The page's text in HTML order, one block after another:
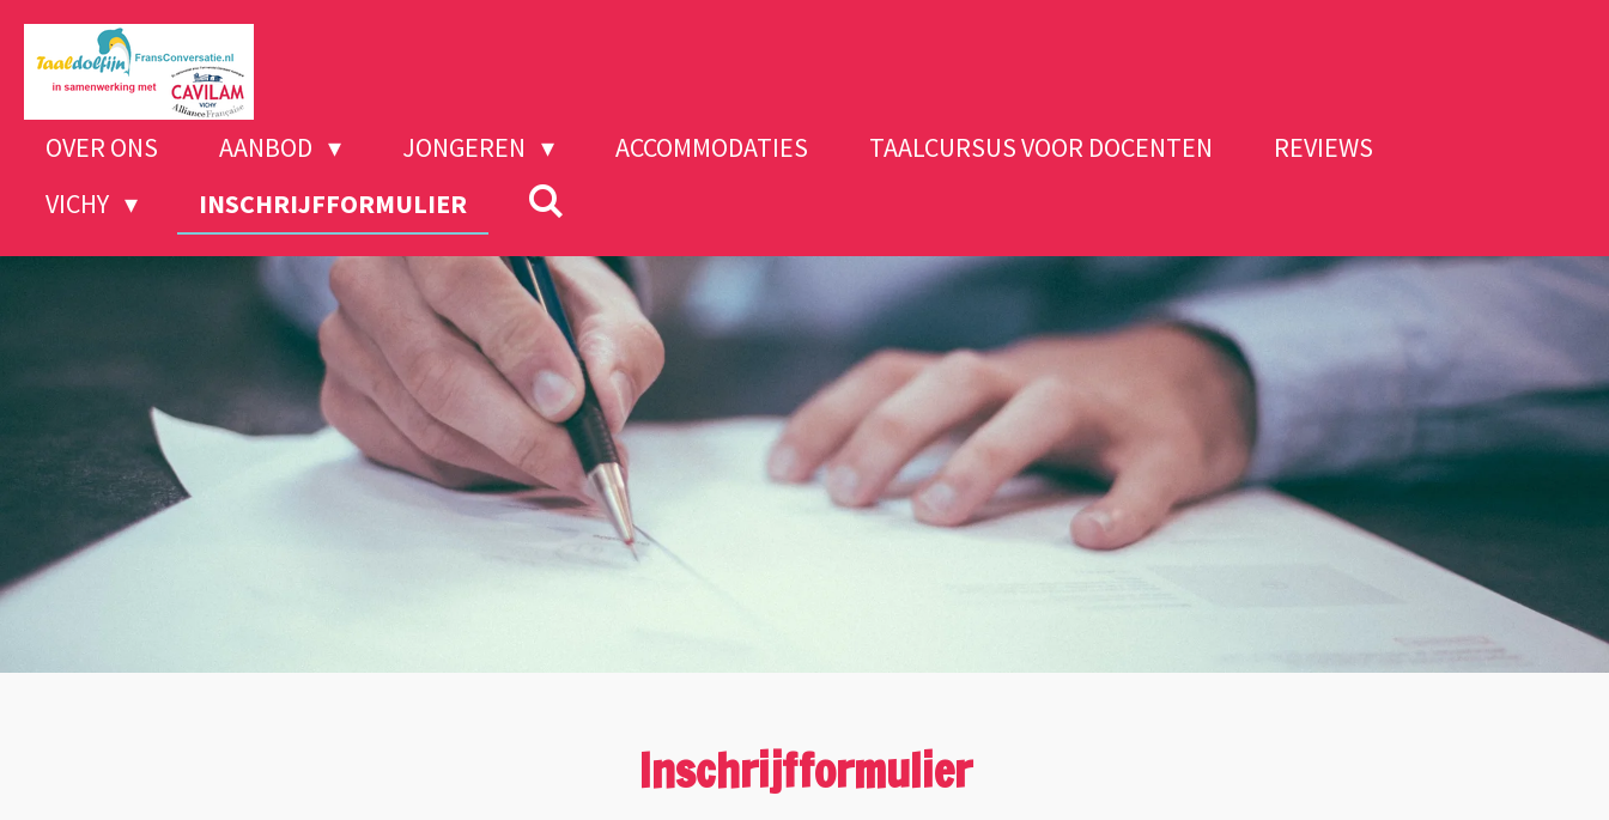
Ga
direct
naar
de
hoofdinhoud
OVER ONS AANBOD JONGEREN ACCOMMODATIES TAALCURSUS VOOR DOCENTEN
REVIEWS
VICHY
INSCHRIJFFORMULIER
Inschrijfformulier